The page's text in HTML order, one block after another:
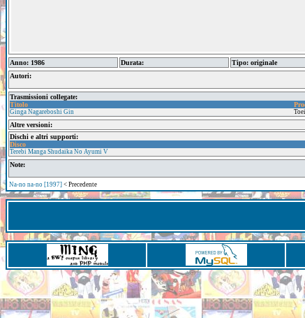
Anno: 1986 Durata: Tipo: originale
Autori:
Trasmissioni collegate:
Titolo
Ginga Nagareboshi Gin
Altre versioni:
Dischi e altri supporti:
Disco
Terebi Manga Shudaika No Ayumi V
Note:
Na-no na-no [1997] < Precedente